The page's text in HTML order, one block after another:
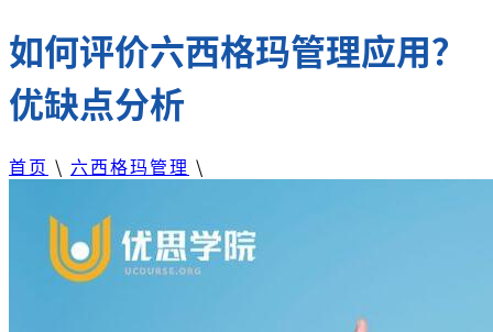
如何评价六西格玛管理应用？
优缺点分析
首页 \ 六西格玛管理 \